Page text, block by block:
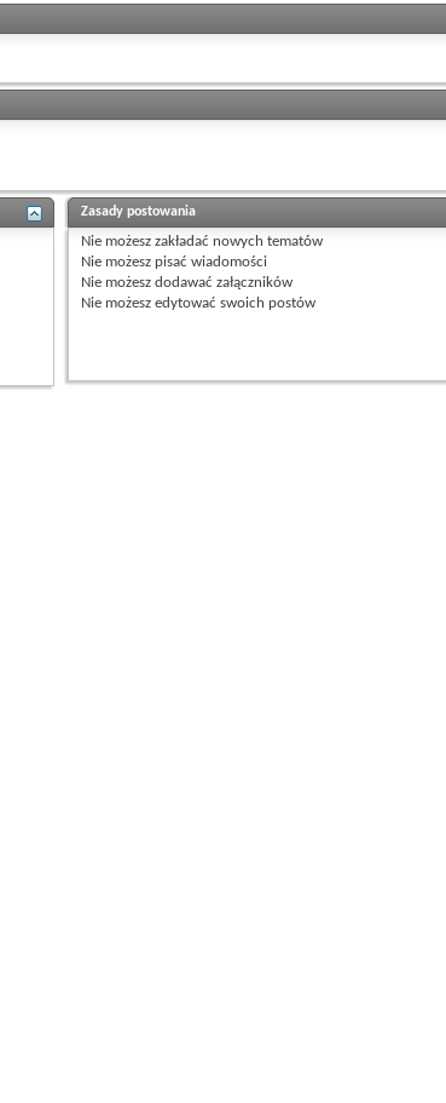
Zasady postowania
Nie możeszzakładać nowych tematów
Nie możeszpisać wiadomości
Nie możeszdodawać załączników
Nie możeszedytować swoich postów